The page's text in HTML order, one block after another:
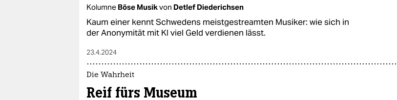
Kolumne Böse Musikvon Detlef Diederichsen
Kaum einer kennt Schwedens meistgestreamten Musiker: wie sich in
der Anonymität mit KI viel Geld verdienen lässt.
23.4.2024
Die Wahrheit
Reif fürs Museum